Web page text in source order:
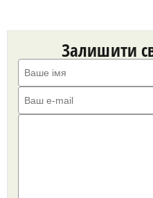
Залишити